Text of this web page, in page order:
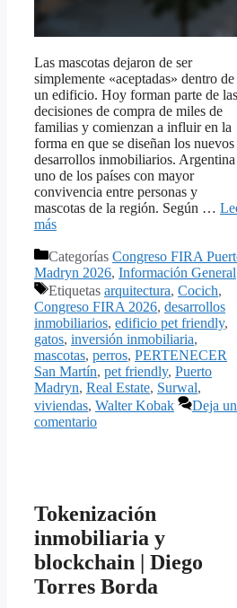
Las mascotas dejaron de ser
simplemente «aceptadas» dentro de
un edificio. Hoy forman parte de las
decisiones de compra de miles de
familias y comienzan a influir en la
forma en que se diseñan los nuevos
desarrollos inmobiliarios. Argentina
uno de los países con mayor
convivencia entre personas y
mascotas de la región. Según …
más
Categorías Congreso FIRA
Madryn 2026, Información General
Etiquetas arquitectura, Cocich,
Congreso FIRA 2026, desarrollos
inmobiliarios, edificio pet friendly,
gatos, inversión inmobiliaria,
mascotas, perros, PERTENECER
San Martín, pet friendly, Puerto
Madryn, Real Estate, Surwal,
viviendas, Walter Kobak
Deja un
comentario
Tokenización
inmobiliaria y
blockchain | Diego
Torres Borda